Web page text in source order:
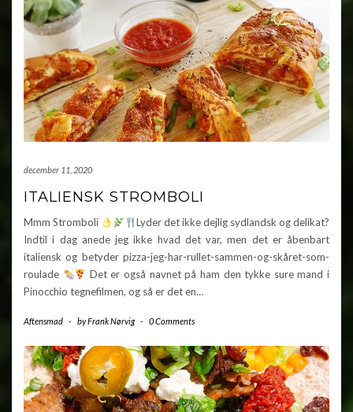
december 11, 2020
ITALIENSK STROMBOLI
Mmm Stromboli
Lyder det ikke dejlig sydlandsk og delikat?
Indtil i dag anede jeg ikke hvad det var, men det er åbenbart
italiensk og betyder pizza-jeg-har-rullet-sammen-og-skåret-som-
roulade
Det er også navnet på ham den tykke sure mand i
Pinocchio tegnefilmen, og så er det en…
Aftensmad - byFrank Nørvig - 0 Comments